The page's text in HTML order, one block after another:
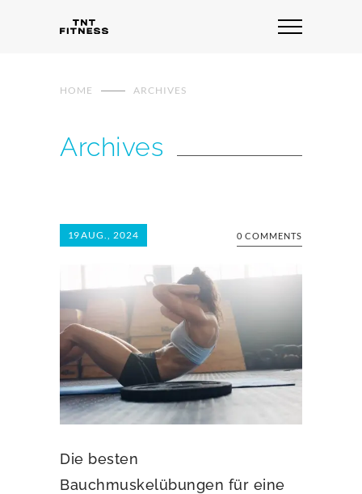
HOME ARCHIVES
Archives
19AUG., 2024 0 COMMENTS
Die besten
Bauchmuskelübungen für eine